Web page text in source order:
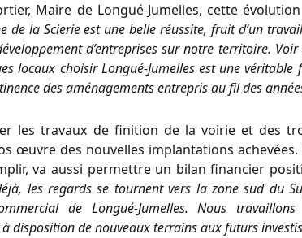
Maire de Longué-Jumelles, cette
de la Scierie est une belle réussite, fruit d’un
d’entreprises sur notre territoire.
locaux choisir Longué-Jumelles est une
des aménagements entrepris au fil des
les travaux de finition de la voirie et des
œuvre des nouvelles implantations achevées.
va aussi permettre un bilan financier
les regards se tournent vers la zone sud du
de Longué-Jumelles. Nous
disposition de nouveaux terrains aux futurs